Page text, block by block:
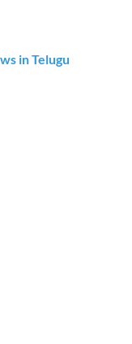
in Telugu